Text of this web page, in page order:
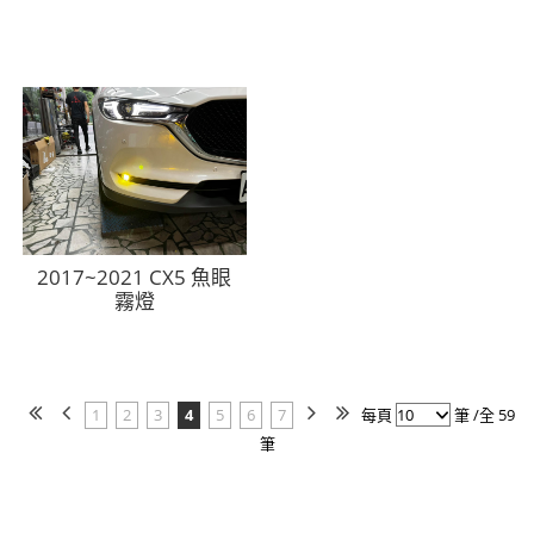
2017~2021 CX5 魚眼
霧燈
1 2 3 4 5 6 7 每頁
筆 /全 59
筆